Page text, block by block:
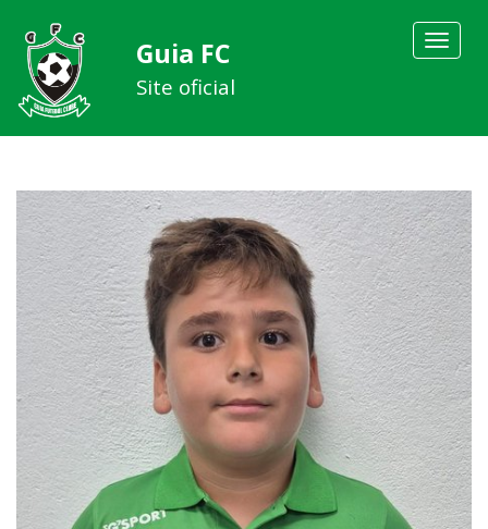
Toggle
Guia FC
Site oficial